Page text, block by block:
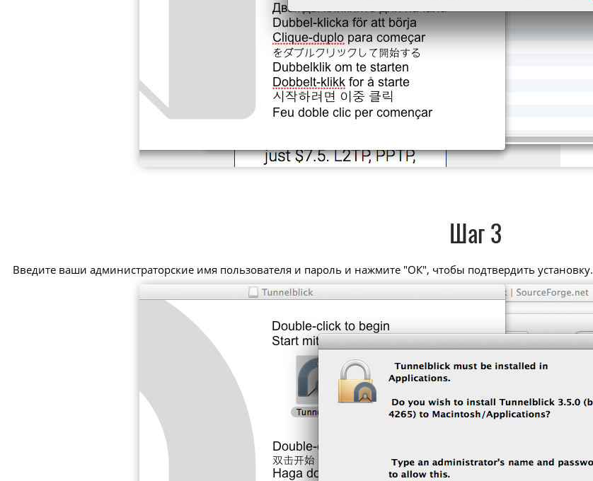
Шаг 3
Введите ваши администраторские имя пользователя и пароль и нажмите "ОК", чтобы подтвердить установку.